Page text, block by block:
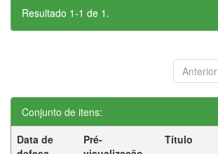
Resultado 1-1 de 1.
Anterior
Conjunto de itens:
Data de
Pré-
Título